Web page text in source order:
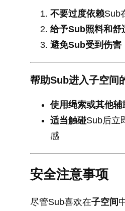
不要过度依赖Sub
给予Sub照料和舒
避免Sub受到伤害
帮助Sub进入子空间
使用绳索或其他辅
适当触碰Sub后立
感
安全注意事项
尽管Sub喜欢在子空间